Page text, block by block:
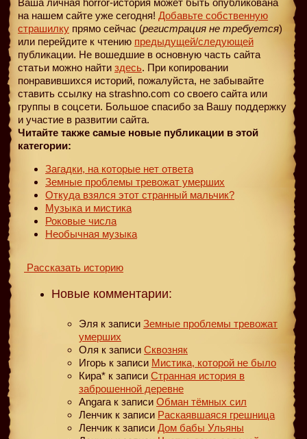
на нашем сайте уже сегодня! Добавьте собственную
страшилку прямо сейчас (регистрация не требуется)
или перейдите к чтению предыдущей/следующей
публикации. Не вошедшие в основную часть сайта
статьи можно найти здесь. При копировании
понравившихся историй, пожалуйста, не забывайте
ставить ссылку на strashno.com со своего сайта или
группы в соцсети. Большое спасибо за Вашу поддержку
и участие в развитии сайта.
Читайте также самые новые публикации в этой
категории:
Загадки, на которые нет ответа
Земные проблемы тревожат умерших
Откуда взялся этот странный мальчик?
Музыка и мистика
Роковые числа
Необычная музыка
Рассказать историю
Новые комментарии:
Эля к записи Земные проблемы тревожат
умерших
Оля к записи Сквозняк
Игорь к записи Мистика, которой не было
Кира* к записи Странная история в
заброшенной деревне
Angara к записи Обман тёмных сил
Ленчик к записи Раскаявшаяся грешница
Ленчик к записи Дом бабы Ульяны